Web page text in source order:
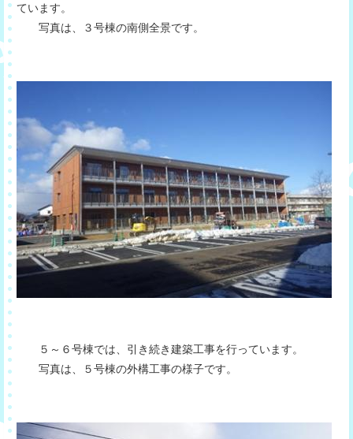
ています。
写真は、３号棟の南側全景です。
５～６号棟では、引き続き建築工事を行っています。
写真は、５号棟の外構工事の様子です。